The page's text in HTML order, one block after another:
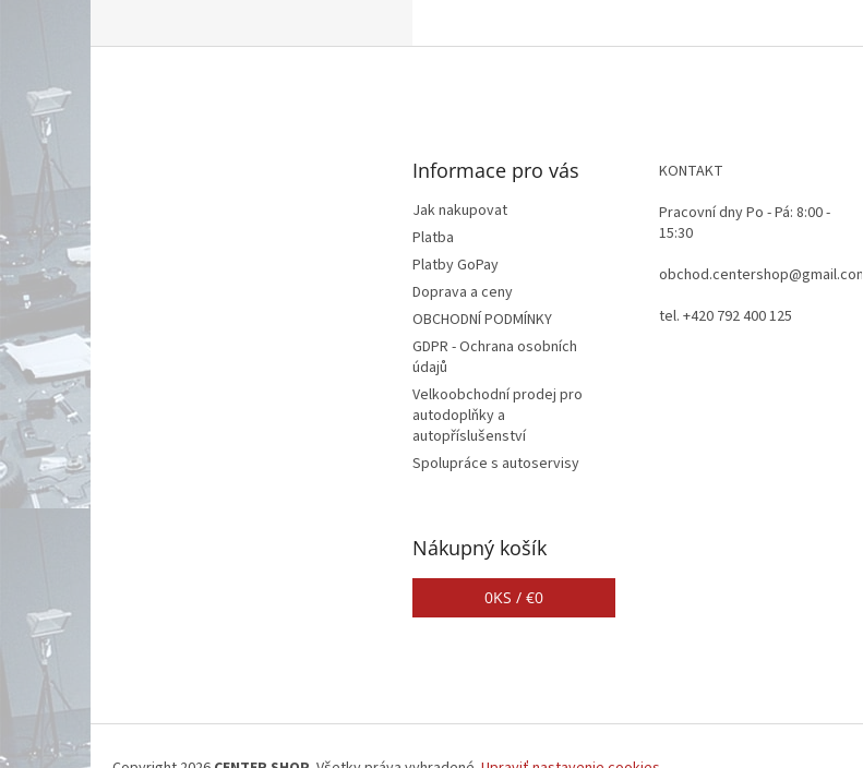
Informace pro vás
Jak nakupovat
Platba
Platby GoPay
Doprava a ceny
OBCHODNÍ PODMÍNKY
GDPR - Ochrana osobních
údajů
Velkoobchodní prodej pro
autodoplňky a
autopříslušenství
Spolupráce s autoservisy
KONTAKT
Pracovní dny Po - Pá: 8:00 -
15:30
obchod.centershop@gmail.com
tel. +420 792 400 125
Nákupný košík
0KS / €0